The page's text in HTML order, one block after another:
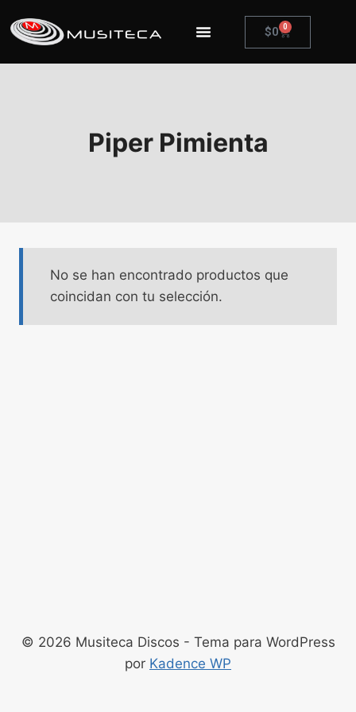
$0 0
Piper Pimienta
No se han encontrado productos que
coincidan con tu selección.
© 2026 Musiteca Discos - Tema para WordPress
por Kadence WP